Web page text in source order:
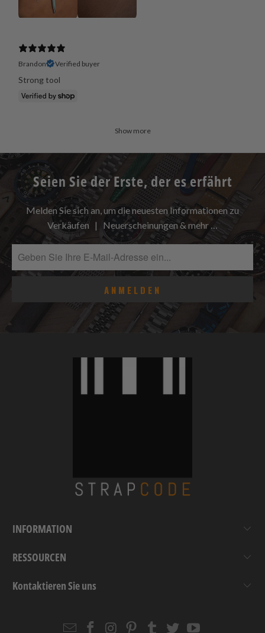
Brandon Verified buyer
Strong tool
Show more
Seien Sie der Erste, der es erfährt
Melden Sie sich an, um die neuesten Informationen zu
Verkäufen | Neuerscheinungen & mehr …
INFORMATION
RESSOURCEN
Kontaktieren Sie uns
EmailStrapcode
Strapcode
Strapcode
Strapcode
Strapcode